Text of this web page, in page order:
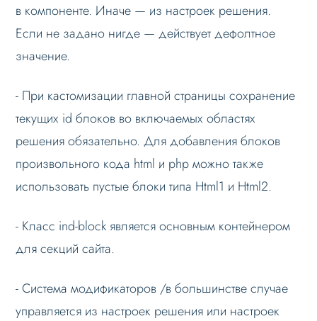
в компоненте. Иначе — из настроек решения.
Если не задано нигде — действует дефолтное
значение.
- При кастомизации главной страницы сохранение
текущих id блоков во включаемых областях
решения обязательно. Для добавления блоков
произвольного кода html и php можно также
использовать пустые блоки типа Html1 и Html2.
- Класс ind-block является основным контейнером
для секций сайта.
- Система модификаторов /в большинстве случае
управляется из настроек решения или настроек